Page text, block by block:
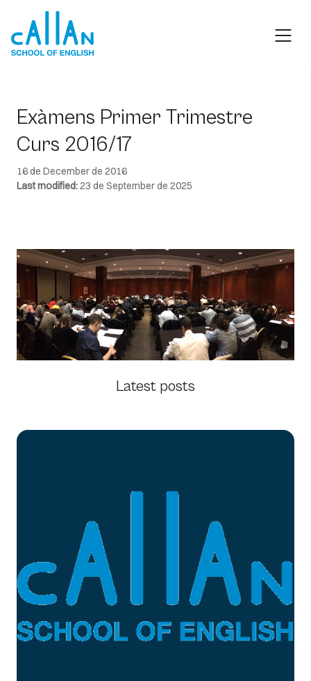
content
Exàmens Primer Trimestre
Curs 2016/17
16 de December de 2016
Last modified:23 de September de 2025
Latest posts